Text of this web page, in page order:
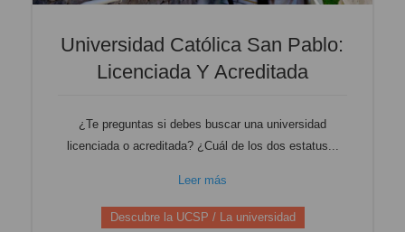
Universidad Católica San Pablo:
Licenciada Y Acreditada
¿Te preguntas si debes buscar una universidad
licenciada o acreditada? ¿Cuál de los dos estatus...
Leer más
Descubre la UCSP / La universidad